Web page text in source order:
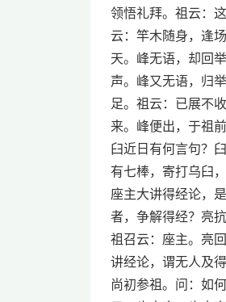
领悟礼拜。祖云：
云：竿木随身，逢
天。峰无语，却回
声。峰又无语，归
足。祖云：已展不
来。峰便出，于祖
臼近日有何言句？
有七棒，寄打乌臼
座主大讲得经论，
者，争解得经？亮
祖召云：座主。亮
讲经论，谓无人及
尚初参祖。问：如